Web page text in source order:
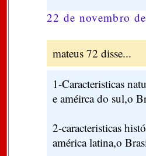
22 de novembro
mateus 72 disse...
1-Caracteristicas
e améirca do sul,o
2-caracteristicas
américa latina,o